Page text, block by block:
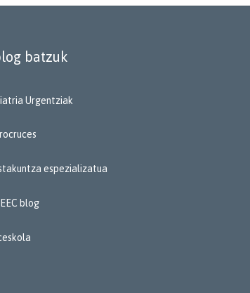
batzuk
Urgentziak
espezializatua
blog